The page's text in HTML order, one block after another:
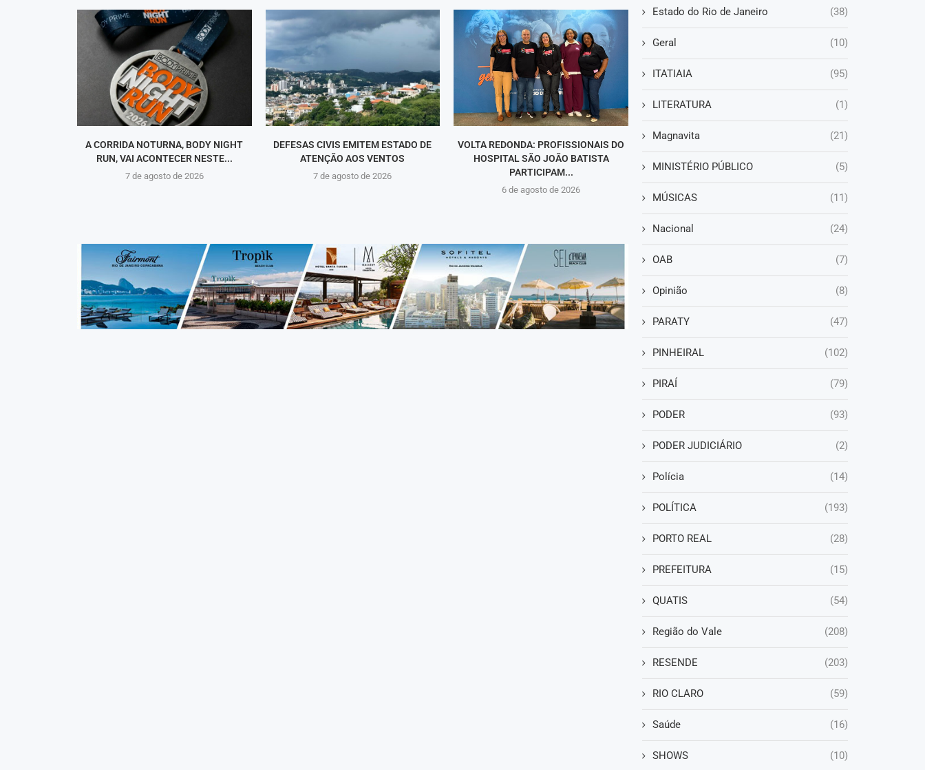
A CORRIDA NOTURNA, BODY NIGHT
RUN, VAI ACONTECER NESTE...
7 de agosto de 2026
DEFESAS CIVIS EMITEM ESTADO DE
ATENÇÃO AOS VENTOS
7 de agosto de 2026
VOLTA REDONDA: PROFISSIONAIS DO
HOSPITAL SÃO JOÃO BATISTA
PARTICIPAM...
6 de agosto de 2026
Estado do Rio de Janeiro (38)
Geral (10)
ITATIAIA (95)
LITERATURA (1)
Magnavita (21)
MINISTÉRIO PÚBLICO (5)
MÚSICAS (11)
Nacional (24)
OAB (7)
Opinião (8)
PARATY (47)
PINHEIRAL (102)
PIRAÍ (79)
PODER (93)
PODER JUDICIÁRIO (2)
Polícia (14)
POLÍTICA (193)
PORTO REAL (28)
PREFEITURA (15)
QUATIS (54)
Região do Vale (208)
RESENDE (203)
RIO CLARO (59)
Saúde (16)
SHOWS (10)